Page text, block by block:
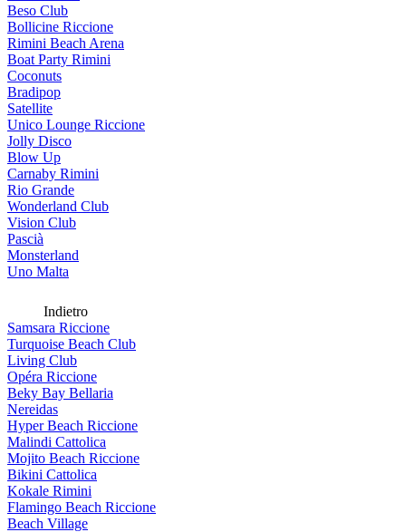
Beso Club
Bollicine Riccione
Rimini Beach Arena
Boat Party Rimini
Coconuts
Bradipop
Satellite
Unico Lounge Riccione
Jolly Disco
Blow Up
Carnaby Rimini
Rio Grande
Wonderland Club
Vision Club
Pascià
Monsterland
Uno Malta
Indietro
Samsara Riccione
Turquoise Beach Club
Living Club
Opéra Riccione
Beky Bay Bellaria
Nereidas
Hyper Beach Riccione
Malindi Cattolica
Mojito Beach Riccione
Bikini Cattolica
Kokale Rimini
Flamingo Beach Riccione
Beach Village